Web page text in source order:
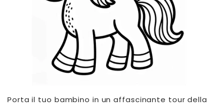
Porta il tuo bambino in un affascinante tour della